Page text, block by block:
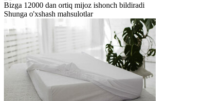
Bizga 12000 dan ortiq mijoz ishonch bildiradi
Shunga o'xshash mahsulotlar